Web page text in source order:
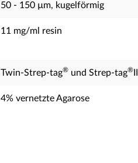
50 - 150 µm, kugelförmig
11 mg/ml resin
Twin-Strep-tag® und Strep-tag®II
4% vernetzte Agarose